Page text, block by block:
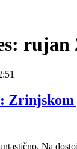
rujan
Na